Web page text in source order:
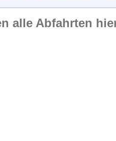
alle Abfahrten